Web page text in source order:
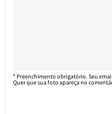
* Preenchimento obrigatório. Seu
Quer que sua foto apareça no